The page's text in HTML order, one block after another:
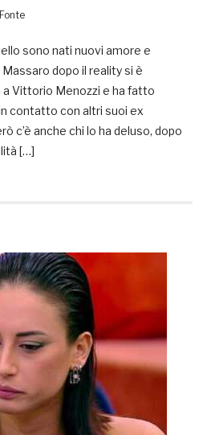
sono nati nuovi amore e
dopo il reality si è
Vittorio Menozzi e ha fatto
contatto con altri suoi ex
c’è anche chi lo ha deluso, dopo
[…]